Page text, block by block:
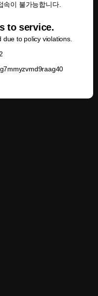
속이 불가능합니다.
to service.
to policy violations.